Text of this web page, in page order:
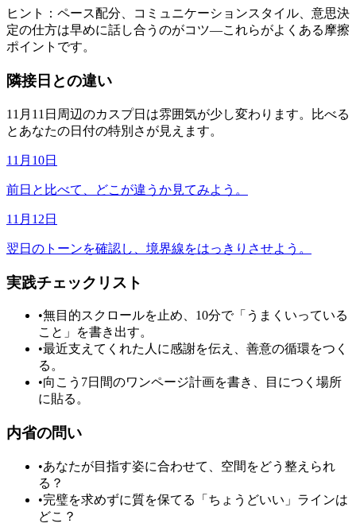
ヒント：ペース配分、コミュニケーションスタイル、意思決
定の仕方は早めに話し合うのがコツ—これらがよくある摩擦
ポイントです。
隣接日との違い
11月11日周辺のカスプ日は雰囲気が少し変わります。比べる
とあなたの日付の特別さが見えます。
11月10日
前日と比べて、どこが違うか見てみよう。
11月12日
翌日のトーンを確認し、境界線をはっきりさせよう。
実践チェックリスト
•無目的スクロールを止め、10分で「うまくいっている
こと」を書き出す。
•最近支えてくれた人に感謝を伝え、善意の循環をつく
る。
•向こう7日間のワンページ計画を書き、目につく場所
に貼る。
内省の問い
•あなたが目指す姿に合わせて、空間をどう整えられ
る？
•完璧を求めずに質を保てる「ちょうどいい」ラインは
どこ？